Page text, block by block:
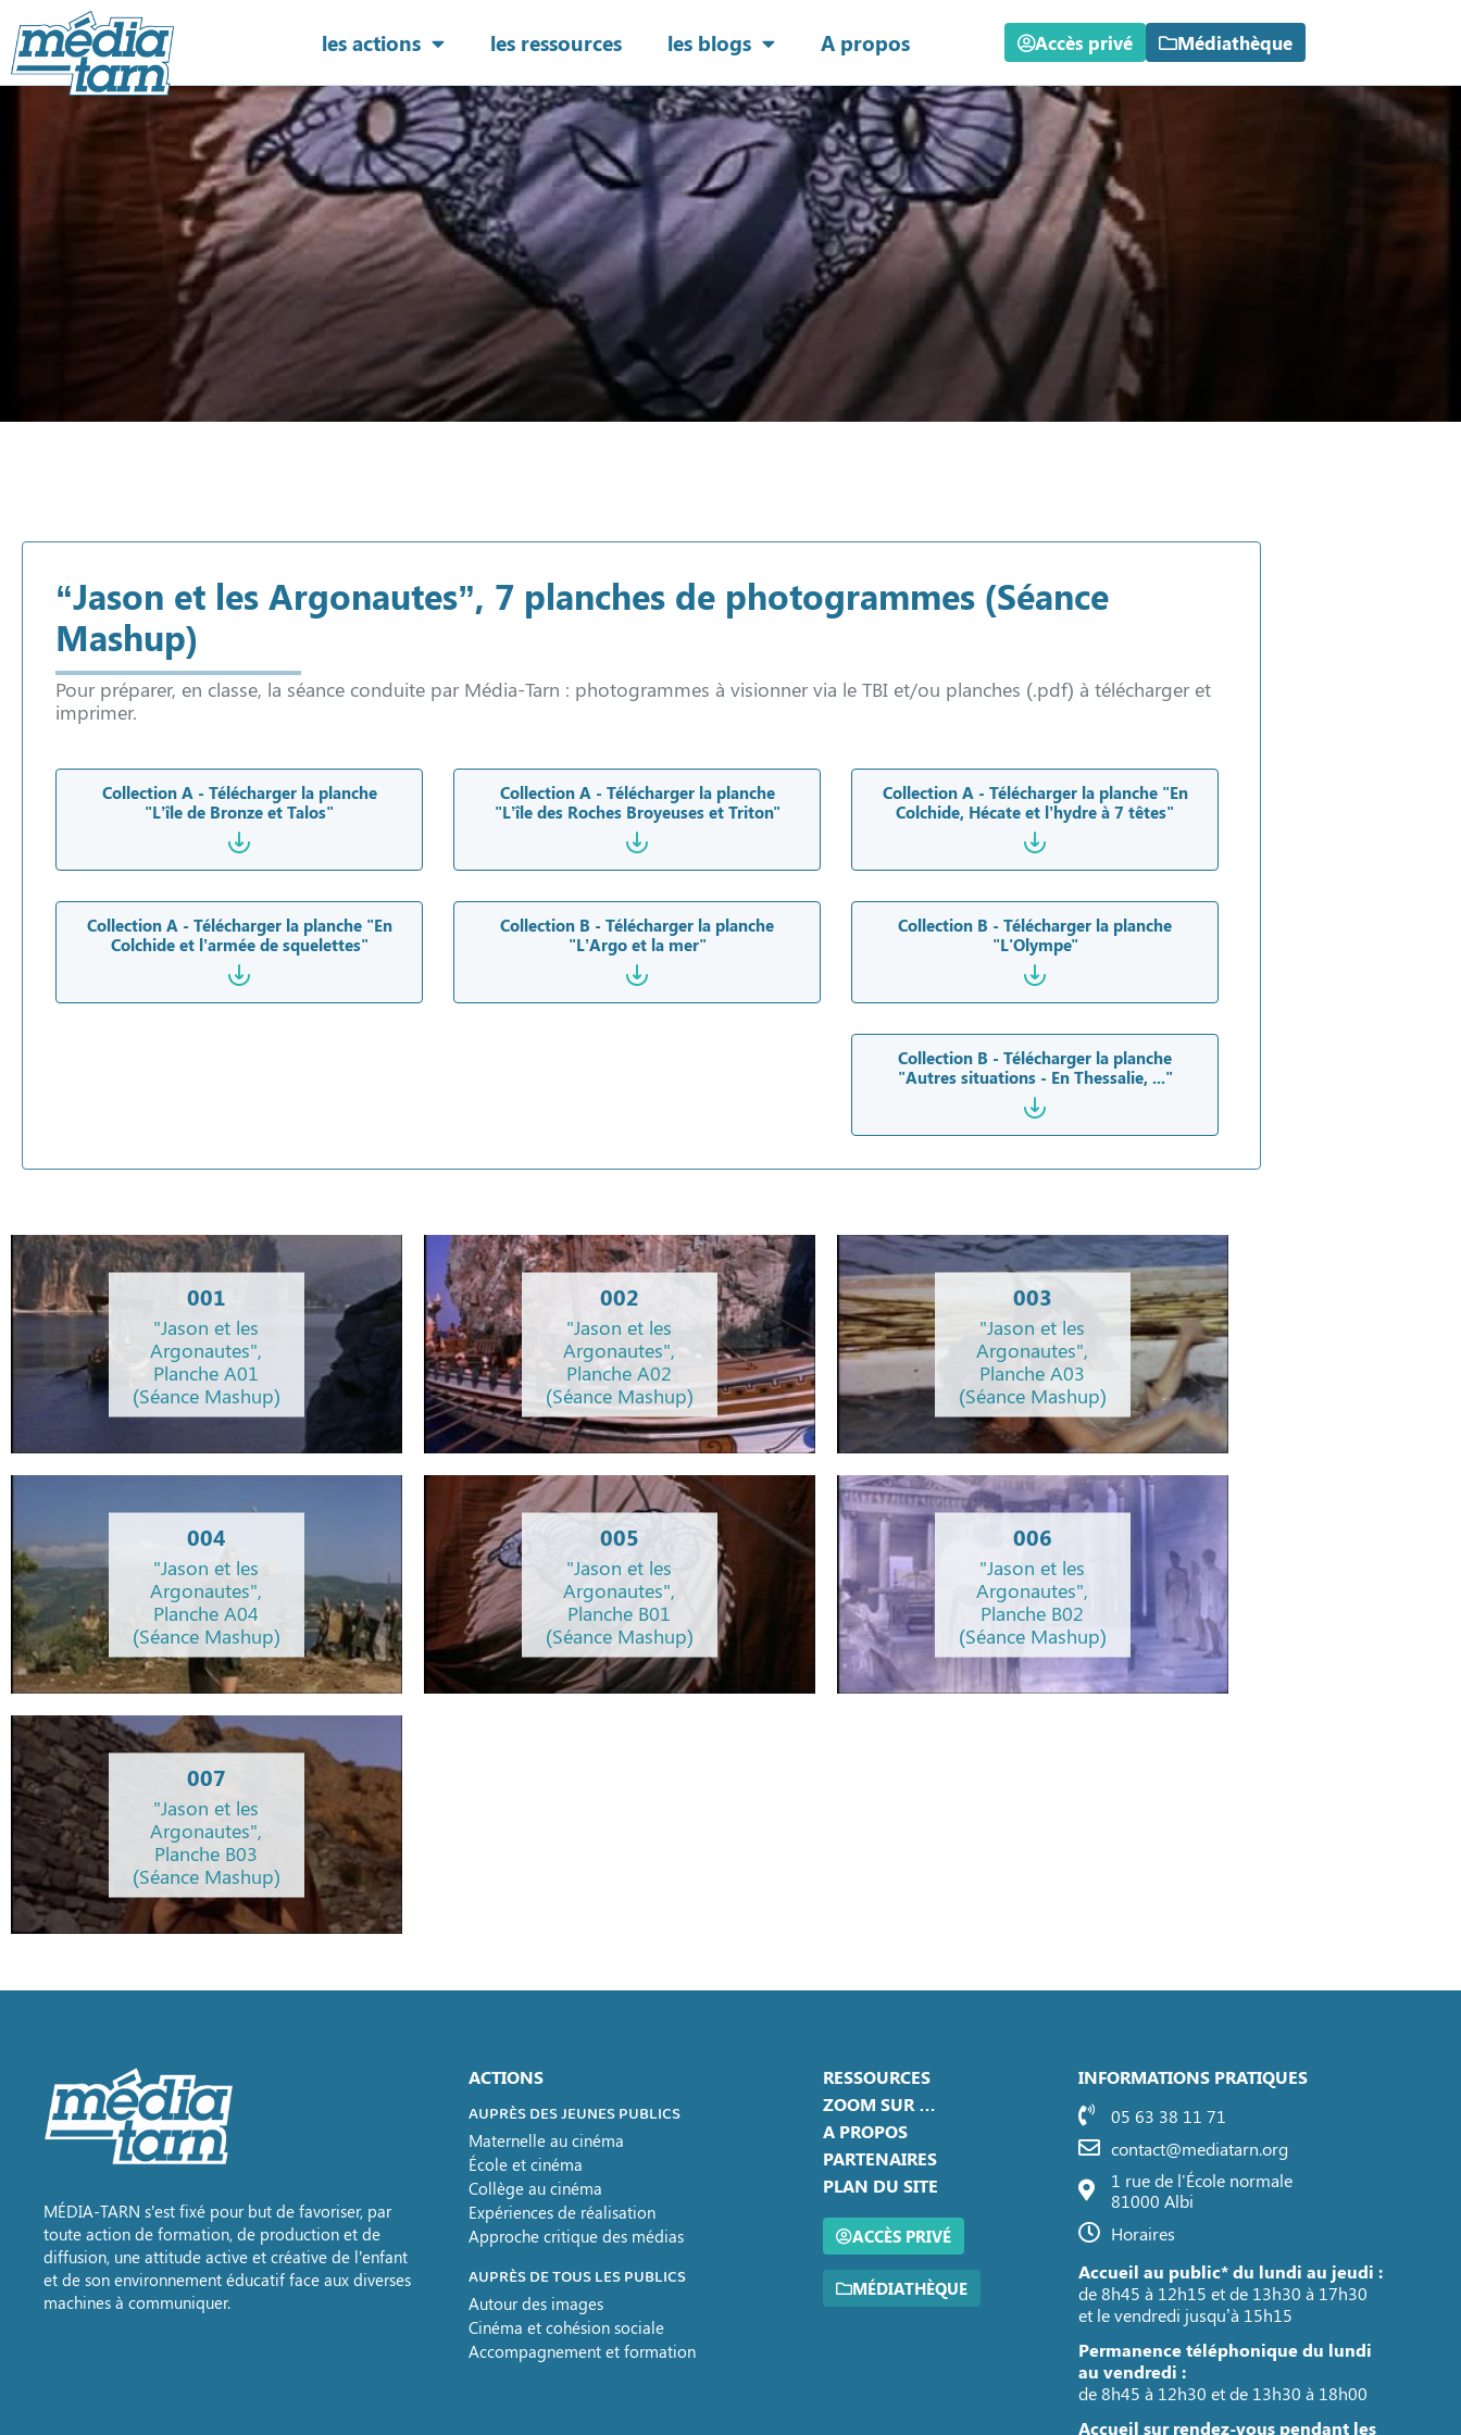
les actions les ressources les blogs A propos Accès privé Médiathèque
“Jason et les Argonautes”, 7 planches de photogrammes (Séance
Mashup)
Pour préparer, en classe, la séance conduite par Média-Tarn : photogrammes à visionner via le TBI et/ou planches (.pdf) à télécharger et
imprimer.
Collection A - Télécharger la planche
"L’île de Bronze et Talos"
Collection A - Télécharger la planche
"L’île des Roches Broyeuses et Triton"
Collection A - Télécharger la planche "En
Colchide, Hécate et l’hydre à 7 têtes"
Collection A - Télécharger la planche "En
Colchide et l’armée de squelettes"
Collection B - Télécharger la planche
"L’Argo et la mer"
Collection B - Télécharger la planche
"L'Olympe"
Collection B - Télécharger la planche
"Autres situations - En Thessalie, ..."
001
"Jason et les
Argonautes",
Planche A01
(Séance Mashup)
002
"Jason et les
Argonautes",
Planche A02
(Séance Mashup)
003
"Jason et les
Argonautes",
Planche A03
(Séance Mashup)
004
"Jason et les
Argonautes",
Planche A04
(Séance Mashup)
005
"Jason et les
Argonautes",
Planche B01
(Séance Mashup)
006
"Jason et les
Argonautes",
Planche B02
(Séance Mashup)
007
"Jason et les
Argonautes",
Planche B03
(Séance Mashup)
MÉDIA-TARN s’est fixé pour but de favoriser, par
toute action de formation, de production et de
diffusion, une attitude active et créative de l’enfant
et de son environnement éducatif face aux diverses
machines à communiquer.
ACTIONS
AUPRÈS DES JEUNES PUBLICS
Maternelle au cinéma
École et cinéma
Collège au cinéma
Expériences de réalisation
Approche critique des médias
AUPRÈS DE TOUS LES PUBLICS
Autour des images
Cinéma et cohésion sociale
Accompagnement et formation
RESSOURCES
ZOOM SUR …
A PROPOS
PARTENAIRES
PLAN DU SITE
ACCÈS PRIVÉ
MÉDIATHÈQUE
INFORMATIONS PRATIQUES
05 63 38 11 71
contact@mediatarn.org
1 rue de l'École normale
81000 Albi
Horaires
Accueil au public* du lundi au jeudi :
de 8h45 à 12h15 et de 13h30 à 17h30
et le vendredi jusqu’à 15h15
Permanence téléphonique du lundi
au vendredi :
de 8h45 à 12h30 et de 13h30 à 18h00
Accueil sur rendez-vous pendant les